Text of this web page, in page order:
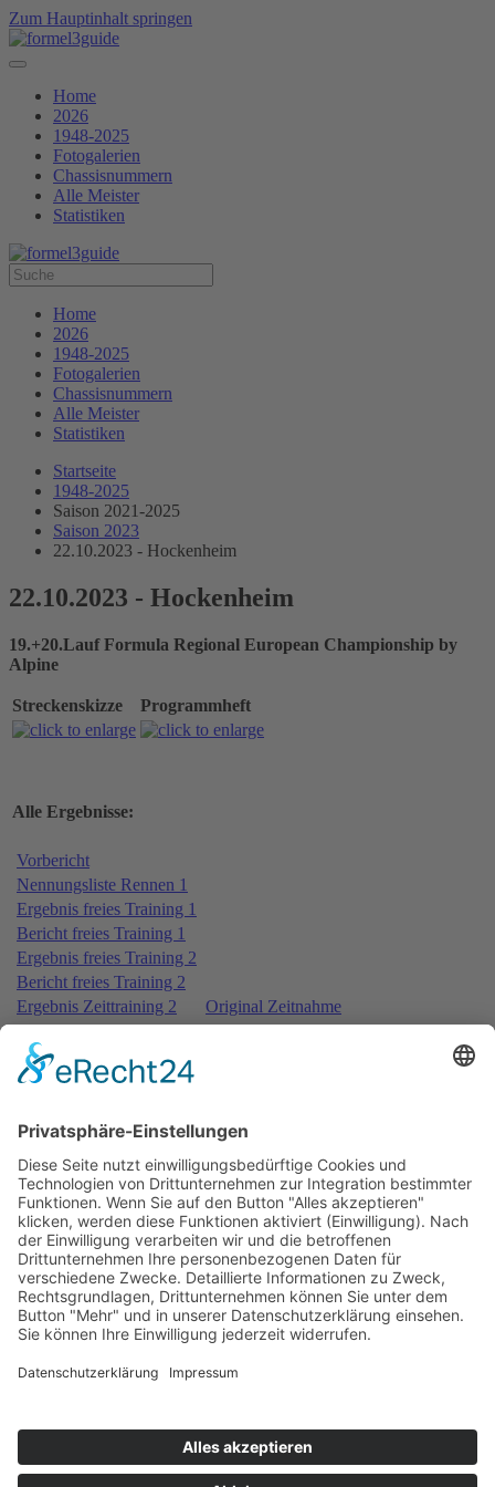
Zum Hauptinhalt springen
Home
2026
1948-2025
Fotogalerien
Chassisnummern
Alle Meister
Statistiken
Home
2026
1948-2025
Fotogalerien
Chassisnummern
Alle Meister
Statistiken
Startseite
1948-2025
Saison 2021-2025
Saison 2023
22.10.2023 - Hockenheim
22.10.2023 - Hockenheim
19.+20.Lauf Formula Regional European Championship by
Alpine
Streckenskizze Programmheft
Alle Ergebnisse:
Vorbericht
Nennungsliste Rennen 1
Ergebnis freies Training 1
Bericht freies Training 1
Ergebnis freies Training 2
Bericht freies Training 2
Ergebnis Zeittraining 2
Original Zeitnahme
Bericht Zeittraining 2
Startaufstellung Rennen 1
Ergebnis Rennen 1
Bericht Rennen 1
Nennungsliste Rennen 2
Ergebnis Zeittraining 1
Original Zeitnahme
Bericht Zeittraining 1
Startaufstellung Rennen 2
Ergebnis Rennen 2
Original Zeitnahme
Rundentabelle Rennen 2
Bericht Rennen 2
Impressum
Jahrbuch